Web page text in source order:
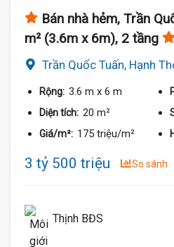
Bán nhà hẻm, Trần
m² (3.6m x 6m), 2 tầng
Trần Quốc Tuấn, Hạnh
Rộng: 3.6 m x 6 m
Diện tích: 20 m²
Giá/m²: 175 triệu/m²
3 tỷ 500 triệu So sánh
Thịnh BĐS